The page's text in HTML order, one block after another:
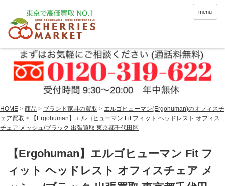
menu
HOME > 商品 > ブランド家具の買取 > エルゴヒューマン(Ergohuman)のオフィスチ
ェア買取 >
【Ergohuman】エルゴヒューマン Fit フィット ヘッドレスト オフィス
チェア メッシュ/ブラック 出張買取 東京都千代田区
【Ergohuman】エルゴヒューマン Fit フ
ィット ヘッドレスト オフィスチェア メ